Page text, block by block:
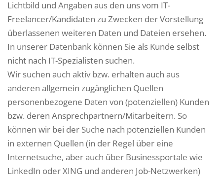
Lichtbild und Angaben aus den uns vom IT-
Freelancer/Kandidaten zu Zwecken der Vorstellung
überlassenen weiteren Daten und Dateien ersehen.
In unserer Datenbank können Sie als Kunde selbst
nicht nach IT-Spezialisten suchen.
Wir suchen auch aktiv bzw. erhalten auch aus
anderen allgemein zugänglichen Quellen
personenbezogene Daten von (potenziellen) Kunden
bzw. deren Ansprechpartnern/Mitarbeitern. So
können wir bei der Suche nach potenziellen Kunden
in externen Quellen (in der Regel über eine
Internetsuche, aber auch über Businessportale wie
LinkedIn oder XING und anderen Job-Netzwerken)